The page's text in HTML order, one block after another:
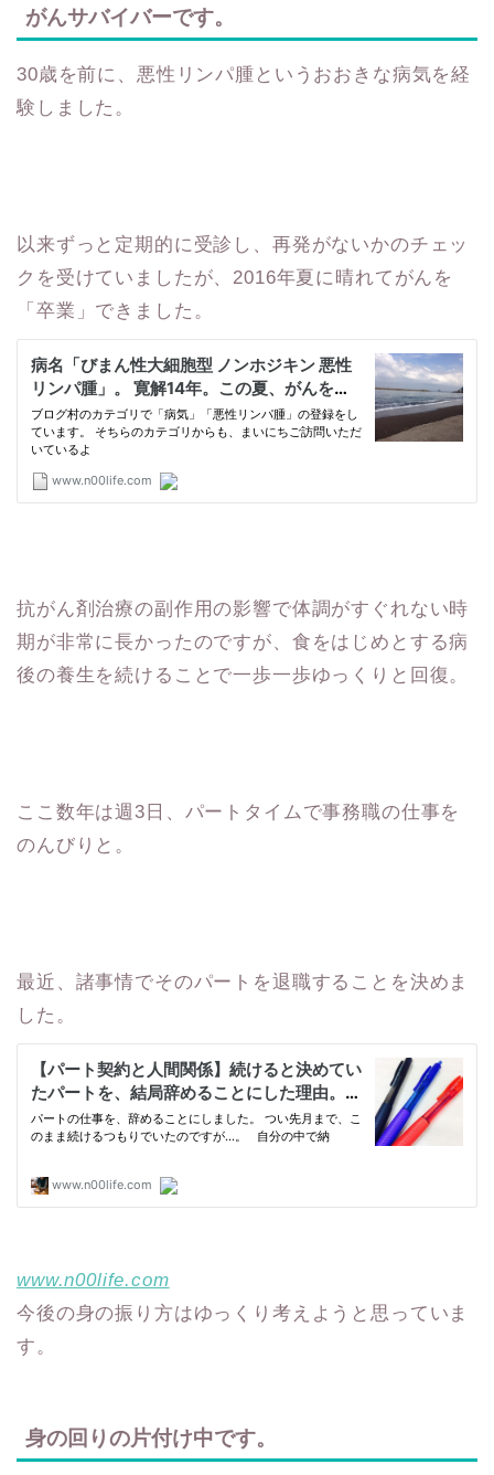
がんサバイバーです。
30歳を前に、悪性リンパ腫というおおきな病気を経
験しました。
以来ずっと定期的に受診し、再発がないかのチェッ
クを受けていましたが、2016年夏に晴れてがんを
「卒業」できました。
抗がん剤治療の副作用の影響で体調がすぐれない時
期が非常に長かったのですが、食をはじめとする病
後の養生を続けることで一歩一歩ゆっくりと回復。
ここ数年は週3日、パートタイムで事務職の仕事を
のんびりと。
最近、諸事情でそのパートを退職することを決めま
した。
www.n00life.com
今後の身の振り方はゆっくり考えようと思っていま
す。
身の回りの片付け中です。